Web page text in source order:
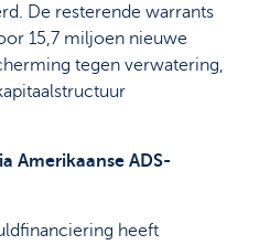
De resterende warrants
15,7 miljoen nieuwe
tegen verwatering,
Amerikaanse ADS-
heeft